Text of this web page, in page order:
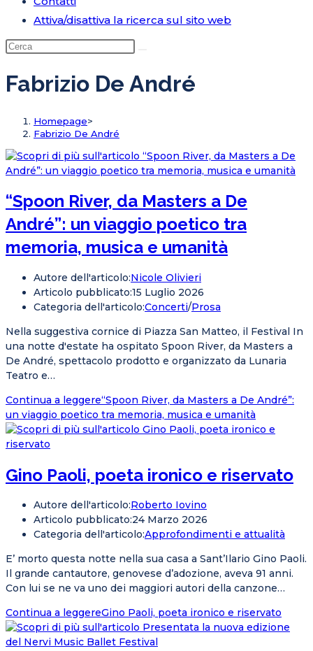
Attiva/disattiva la ricerca sul sito web
Fabrizio De André
Homepage>
Fabrizio De André
“Spoon River, da Masters a De
André”: un viaggio poetico tra
memoria, musica e umanità
Autore dell'articolo:Nicole Olivieri
Articolo pubblicato:15 Luglio 2026
Categoria dell'articolo:Concerti/Prosa
Nella suggestiva cornice di Piazza San Matteo, il Festival In
una notte d'estate ha ospitato Spoon River, da Masters a
De André, spettacolo prodotto e organizzato da Lunaria
Teatro e…
Continua a leggere“Spoon River, da Masters a De André”:
un viaggio poetico tra memoria, musica e umanità
Gino Paoli, poeta ironico e riservato
Autore dell'articolo:Roberto Iovino
Articolo pubblicato:24 Marzo 2026
Categoria dell'articolo:Approfondimenti e attualità
E’ morto questa notte nella sua casa a Sant’Ilario Gino Paoli.
Il grande cantautore, genovese d’adozione, aveva 91 anni.
Con lui se ne va uno dei maggiori autori della canzone…
Continua a leggereGino Paoli, poeta ironico e riservato